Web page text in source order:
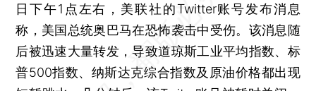
日下午1点左右，美联社的Twitter账号发布消息
称，美国总统奥巴马在恐怖袭击中受伤。该消息随
后被迅速大量转发，导致道琼斯工业平均指数、标
普500指数、纳斯达克综合指数及原油价格都出现